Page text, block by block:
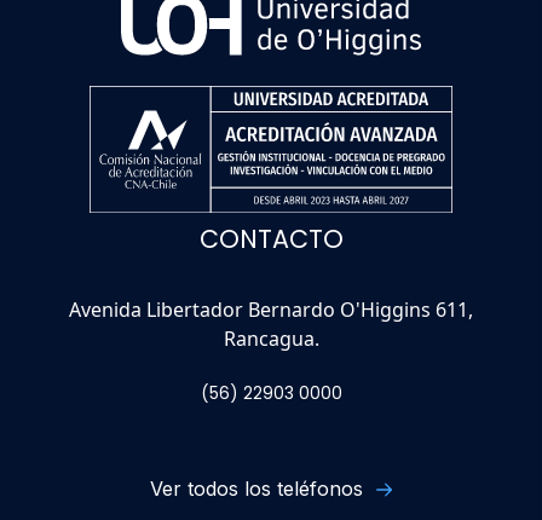
CONTACTO
Avenida Libertador Bernardo O'Higgins 611,
Rancagua.
(56) 22903 0000
Ver todos los teléfonos